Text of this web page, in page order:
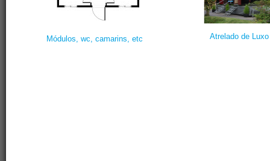
Módulos, wc, camarins, etc Atrelado de Luxo